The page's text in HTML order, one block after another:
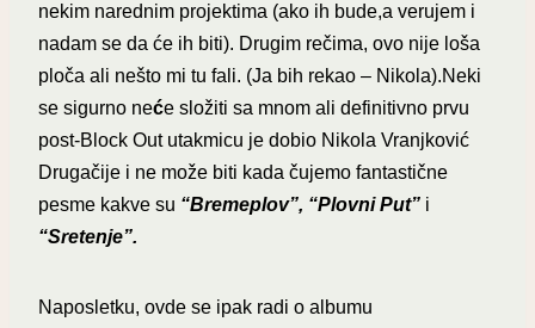
nekim narednim projektima (ako ih bude,a verujem i
nadam se da će ih biti). Drugim rečima, ovo nije loša
ploča ali nešto mi tu fali. (Ja bih rekao – Nikola).Neki
se sigurno neće složiti sa mnom ali definitivno prvu
post-Block Out utakmicu je dobio Nikola Vranjković
Drugačije i ne može biti kada čujemo fantastične
pesme kakve su “Bremeplov”, “Plovni Put” i
“Sretenje”.
Naposletku, ovde se ipak radi o albumu